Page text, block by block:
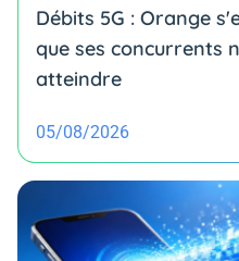
Débits 5G : Orange
que ses concurrents
atteindre
05/08/2026